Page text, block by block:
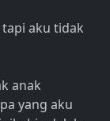
aku tidak
anak
yang aku